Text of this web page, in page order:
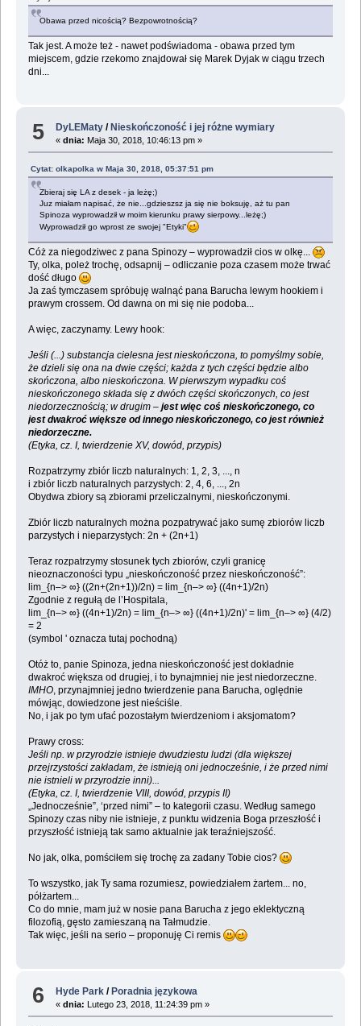
Obawa przed nicością? Bezpowrotnością?
Tak jest. A może też - nawet podświadoma - obawa przed tym
miejscem, gdzie rzekomo znajdował się Marek Dyjak w ciągu trzech
dni...
5 DyLEMaty / Nieskończoność i jej różne wymiary
«dnia: Maja 30, 2018, 10:46:13 pm »
Cytat: olkapolka w Maja 30, 2018, 05:37:51 pm
Zbieraj się LA z desek - ja leżę;)
Juz miałam napisać, że nie...gdzieszsz ja się nie boksuję, aż tu pan
Spinoza wyprowadził w moim kierunku prawy sierpowy...leżę;)
Wyprowadził go wprost ze swojej "Etyki"
Cóż za niegodziwec z pana Spinozy – wyprowadził cios w olkę...
Ty, olka, poleż trochę, odsapnij – odliczanie poza czasem może trwać
dość długo
Ja zaś tymczasem spróbuję walnąć pana Barucha lewym hookiem i
prawym crossem. Od dawna on mi się nie podoba...
A więc, zaczynamy. Lewy hook:
Jeśli (...) substancja cielesna jest nieskończona, to pomyślmy sobie,
że dzieli się ona na dwie części; każda z tych części będzie albo
skończona, albo nieskończona. W pierwszym wypadku coś
nieskończonego składa się z dwóch części skończonych, co jest
niedorzecznością; w drugim – jest więc coś nieskończonego, co
jest dwakroć większe od innego nieskończonego, co jest również
niedorzeczne.
(Etyka, cz. I, twierdzenie XV, dowód, przypis)
Rozpatrzymy zbiór liczb naturalnych: 1, 2, 3, ..., n
i zbiór liczb naturalnych parzystych: 2, 4, 6, ..., 2n
Obydwa zbiory są zbiorami przeliczalnymi, nieskończonymi.
Zbiór liczb naturalnych można pozpatrywać jako sumę zbiorów liczb
parzystych i nieparzystych: 2n + (2n+1)
Teraz rozpatrzymy stosunek tych zbiorów, czyli granicę
nieoznaczoności typu „nieskończoność przez nieskończoność”:
lim_{n–> ∞} ((2n+(2n+1))/2n) = lim_{n–> ∞} ((4n+1)/2n)
Zgodnie z regułą de l’Hospitala,
lim_{n–> ∞} ((4n+1)/2n) = lim_{n–> ∞} ((4n+1)/2n)' = lim_{n–> ∞} (4/2)
= 2
(symbol ' oznacza tutaj pochodną)
Otóż to, panie Spinoza, jedna nieskończoność jest dokładnie
dwakroć większa od drugiej, i to bynajmniej nie jest niedorzeczne.
IMHO, przynajmniej jedno twierdzenie pana Barucha, oględnie
mówjąc, dowiedzone jest nieściśle.
No, i jak po tym ufać pozostałym twierdzeniom i aksjomatom?
Prawy cross:
Jeśli np. w przyrodzie istnieje dwudziestu ludzi (dla większej
przejrzystości zakładam, że istnieją oni jednocześnie, i że przed nimi
nie istnieli w przyrodzie inni)...
(Etyka, cz. I, twierdzenie VIII, dowód, przypis II)
„Jednocześnie”, ‘przed nimi” – to kategorii czasu. Według samego
Spinozy czas niby nie istnieje, z punktu widzenia Boga przeszłość i
przyszłość istnieją tak samo aktualnie jak teraźniejszość.
No jak, olka, pomściłem się trochę za zadany Tobie cios?
To wszystko, jak Ty sama rozumiesz, powiedziałem żartem... no,
półżartem...
Co do mnie, mam już w nosie pana Barucha z jego eklektyczną
filozofią, gęsto zamieszaną na Tałmudzie.
Tak więc, jeśli na serio – proponuję Ci remis
6 Hyde Park /Poradnia językowa
«dnia: Lutego 23, 2018, 11:24:39 pm »